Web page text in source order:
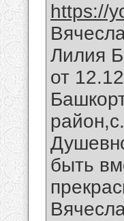
https://
Лилия
от
быть